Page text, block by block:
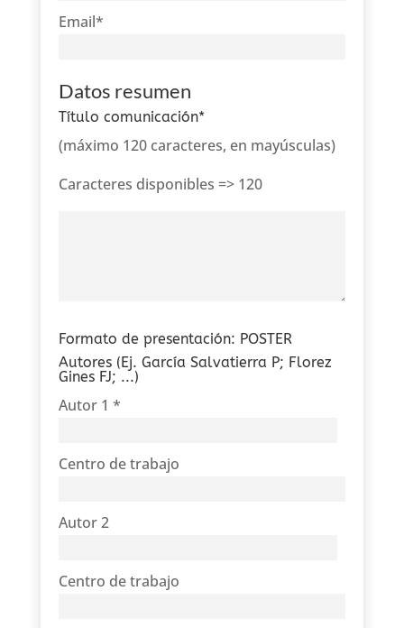
Email*
Datos resumen
Título comunicación*
(máximo 120 caracteres, en mayúsculas)
Caracteres disponibles => 120
Formato de presentación: POSTER
Autores (Ej. García Salvatierra P; Florez
Gines FJ; ...)
Autor 1 *
Centro de trabajo
Autor 2
Centro de trabajo